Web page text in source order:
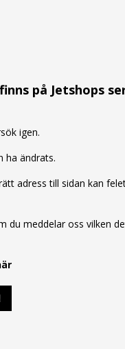
på Jetshops
igen.
ha ändrats.
adress till sidan kan
du meddelar oss vilken